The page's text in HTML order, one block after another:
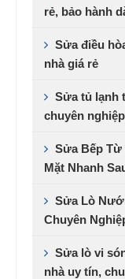
rẻ, bảo hành
Sửa điều
nhà giá rẻ
Sửa tủ lạnh
chuyên nghiệp
Sửa Bếp Từ
Mặt Nhanh
Sửa Lò
Chuyên
Sửa lò vi
nhà uy tín,